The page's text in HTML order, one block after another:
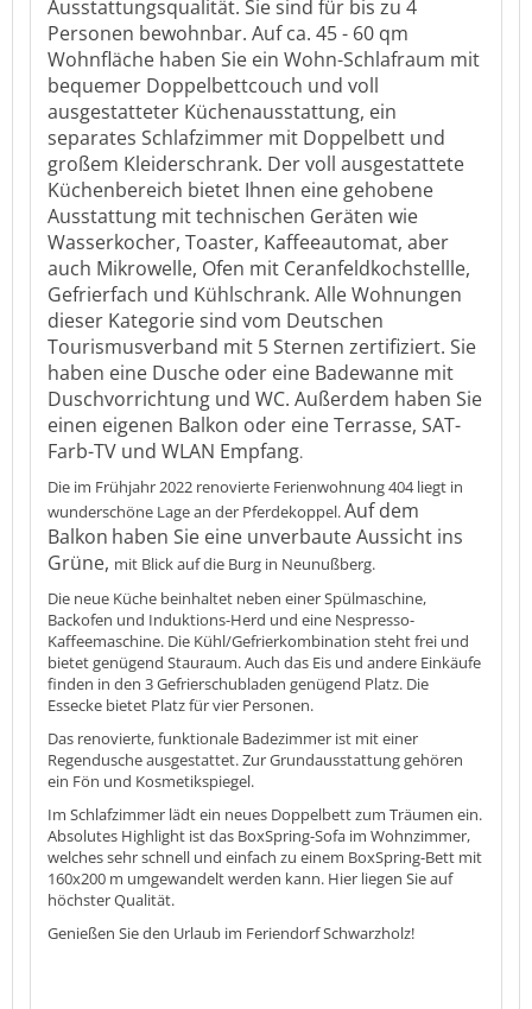
Ausstattungsqualität. Sie sind für bis zu 4
Personen bewohnbar. Auf ca. 45 - 60 qm
Wohnfläche haben Sie ein Wohn-Schlafraum mit
bequemer Doppelbettcouch und voll
ausgestatteter Küchenausstattung, ein
separates Schlafzimmer mit Doppelbett und
großem Kleiderschrank. Der voll ausgestattete
Küchenbereich bietet Ihnen eine gehobene
Ausstattung mit technischen Geräten wie
Wasserkocher, Toaster, Kaffeeautomat, aber
auch Mikrowelle, Ofen mit Ceranfeldkochstellle,
Gefrierfach und Kühlschrank. Alle Wohnungen
dieser Kategorie sind vom Deutschen
Tourismusverband mit 5 Sternen zertifiziert. Sie
haben eine Dusche oder eine Badewanne mit
Duschvorrichtung und WC. Außerdem haben Sie
einen eigenen Balkon oder eine Terrasse, SAT-
Farb-TV und WLAN Empfang.
Die im Frühjahr 2022 renovierte Ferienwohnung 404 liegt in
wunderschöne Lage an der Pferdekoppel.Auf dem
Balkon haben Sie eine unverbaute Aussicht ins
Grüne, mit Blick auf die Burg in Neunußberg.
Die neue Küche beinhaltet neben einer Spülmaschine,
Backofen und Induktions-Herd und eine Nespresso-
Kaffeemaschine. Die Kühl/Gefrierkombination steht frei und
bietet genügend Stauraum. Auch das Eis und andere Einkäufe
finden in den 3 Gefrierschubladen genügend Platz. Die
Essecke bietet Platz für vier Personen.
Das renovierte, funktionale Badezimmer ist mit einer
Regendusche ausgestattet. Zur Grundausstattung gehören
ein Fön und Kosmetikspiegel.
Im Schlafzimmer lädt ein neues Doppelbett zum Träumen ein.
Absolutes Highlight ist das BoxSpring-Sofa im Wohnzimmer,
welches sehr schnell und einfach zu einem BoxSpring-Bett mit
160x200 m umgewandelt werden kann. Hier liegen Sie auf
höchster Qualität.
Genießen Sie den Urlaub im Feriendorf Schwarzholz!